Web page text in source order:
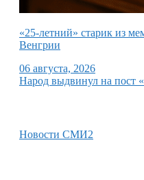
«25-летний» старик из
Венгрии
06 августа, 2026
Народ выдвинул на пост
Новости СМИ2